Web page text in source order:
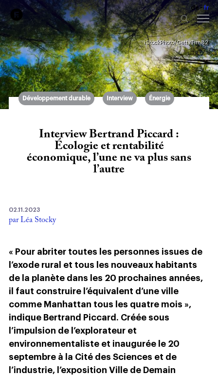
de fr
iStockPhoto/GettyTim82
Développement durable Interview Énergie
Interview Bertrand Piccard :
Écologie et rentabilité
économique, l’une ne va plus sans
l’autre
02.11.2023
par Léa Stocky
« Pour abriter toutes les personnes issues de
l’exode rural et tous les nouveaux habitants
de la planète dans les 20 prochaines années,
il faut construire l’équivalent d’une ville
comme Manhattan tous les quatre mois »,
indique Bertrand Piccard. Créée sous
l’impulsion de l’explorateur et
environnementaliste et inaugurée le 20
septembre à la Cité des Sciences et de
l’industrie, l’exposition Ville de Demain